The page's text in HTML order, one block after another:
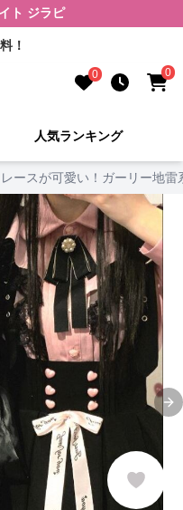
ト ジラピ
！
0 0
人気ランキング
レースが可愛い！ガーリー地雷